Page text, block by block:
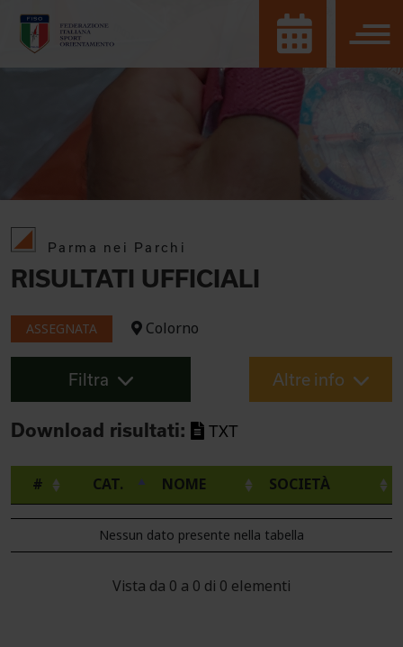
Parma nei Parchi
RISULTATI UFFICIALI
ASSEGNATA Colorno
Altre info
Filtra
Download risultati: TXT
# CAT. NOME SOCIETÀ
Nessun dato presente nella tabella
Vista da 0 a 0 di 0 elementi